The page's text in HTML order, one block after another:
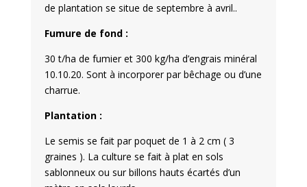
de plantation se situe de septembre à avril..
Fumure de fond :
30 t/ha de fumier et 300 kg/ha d’engrais minéral
10.10.20. Sont à incorporer par bêchage ou d’une
charrue.
Plantation :
Le semis se fait par poquet de 1 à 2 cm ( 3
graines ). La culture se fait à plat en sols
sablonneux ou sur billons hauts écartés d’un